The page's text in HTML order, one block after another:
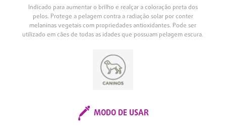
Indicado para aumentar o brilho e realçar a coloração preta dos
pelos. Protege a pelagem contra a radiação solar por conter
melaninas vegetais com propriedades antioxidantes. Pode ser
utilizado em cães de todas as idades que possuam pelagem escura.
MODO DE USAR